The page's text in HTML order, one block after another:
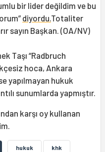
bir lider değildim ve bu
diyordu.Totaliter
sayın Başkan. (OA/NV)
Taşı “Radbruch
hoca, Ankara
yapılmayan hukuk
sunumlarda yapmıştır.
karşı oy kullanan
hukuk khk